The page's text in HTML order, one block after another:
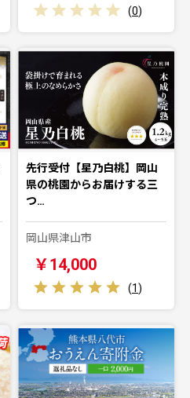
(0)
先行受付【星乃白桃】岡山
県の桃園からお届けする三
つ…
岡山県津山市
￥14,000
(1)